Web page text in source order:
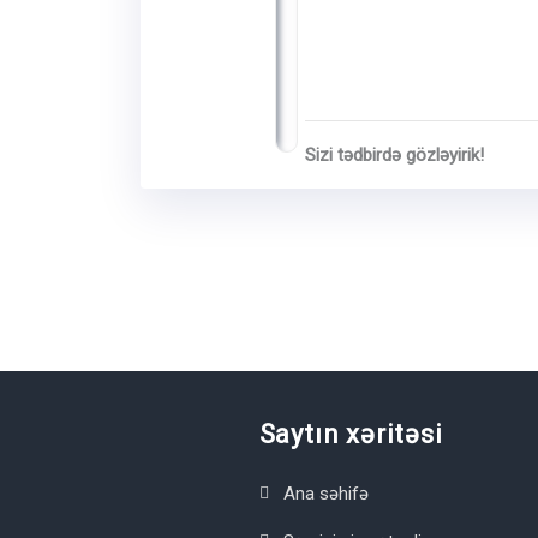
Sizi tədbirdə gözləyirik!
Saytın xəritəsi
Ana səhifə